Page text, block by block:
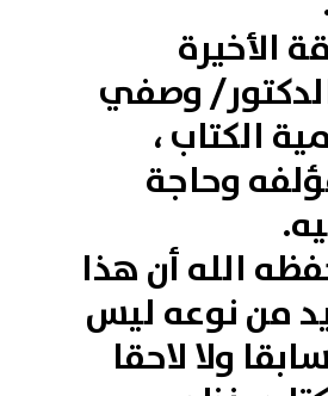
الأخيرة
وصفي
الكتاب ،
وحاجة
الله أن هذا
من نوعه ليس
ولا لاحقا